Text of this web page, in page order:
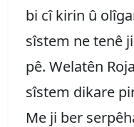
bi cî kirin û
sîstem ne tenê
pê. Welatên
sîstem dikare
Me ji ber